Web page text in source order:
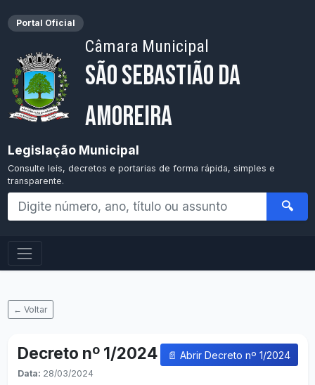
Portal Oficial
Câmara Municipal
São Sebastião da
Amoreira
Legislação Municipal
Consulte leis, decretos e portarias de forma rápida, simples e
transparente.
🔍
← Voltar
Decreto nº 1/2024
Data: 28/03/2024
📄 Abrir Decreto nº 1/2024